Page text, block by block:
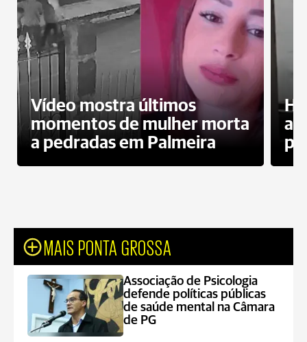
Vídeo mostra últimos
momentos de mulher morta
a pedradas em Palmeira
MAIS PONTA GROSSA
Associação de Psicologia
defende políticas públicas
de saúde mental na Câmara
de PG